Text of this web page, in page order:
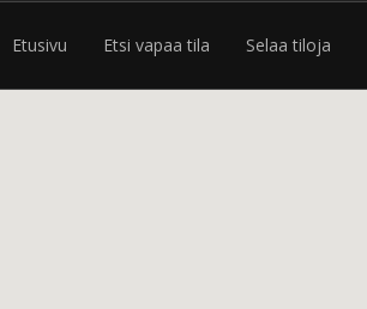
Etusivu Etsi vapaa tila Selaa tiloja